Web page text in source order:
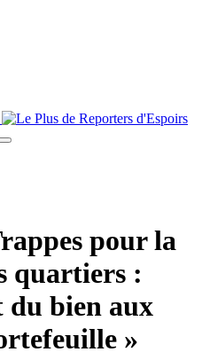
pour la
quartiers :
du bien aux
»